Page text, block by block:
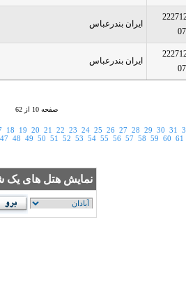
ایران بندرعباس
ایران بندرعباس
صفحه 10 از 62
18 19 20 21 22 23 24 25 26 27 28 29 30 31
47 48 49 50 51 52 53 54 55 56 57 58 59 60 61
نمایش هتل های یک